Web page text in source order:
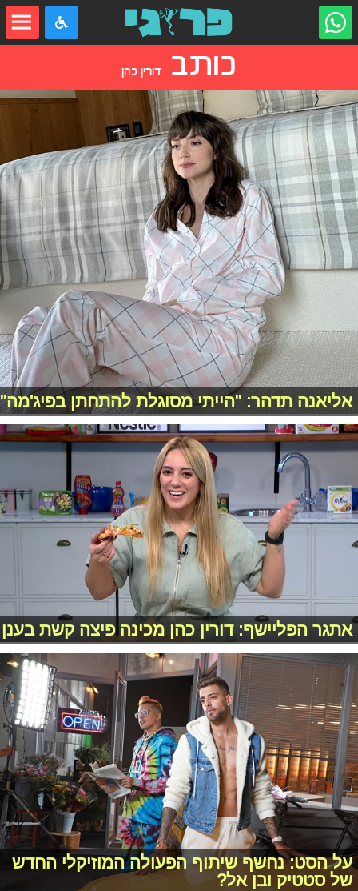
כותב דורין כהן
אליאנה תדהר: "הייתי מסוגלת להתחתן בפיג'מה"
אתגר הפליישף: דורין כהן מכינה פיצה קשת בענן
על הסט: נחשף שיתוף הפעולה המוזיקלי החדש
של סטטיק ובן אל?